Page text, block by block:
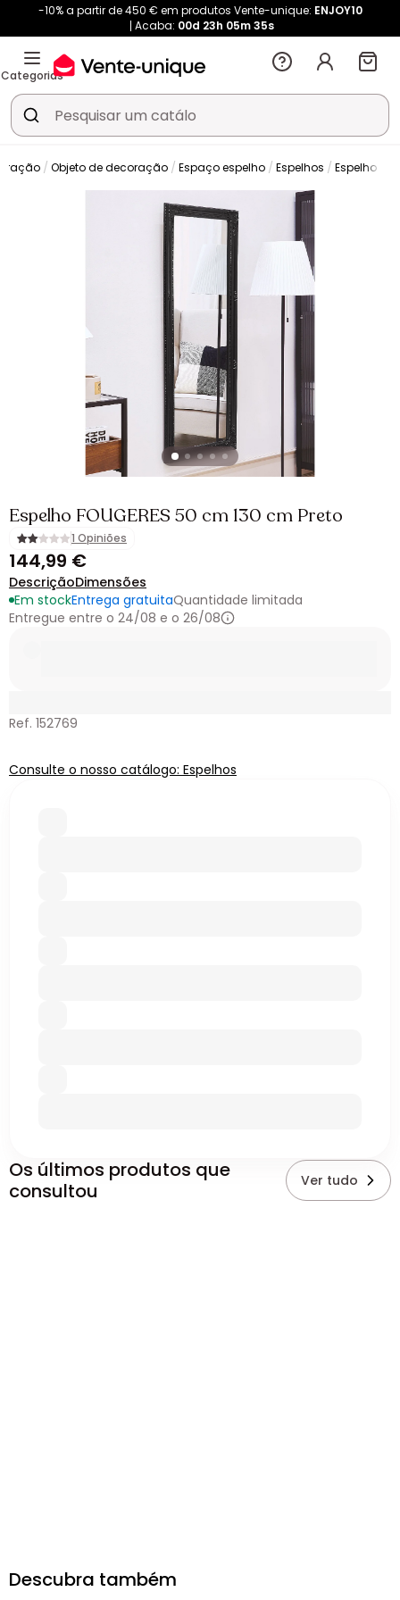
-10% a partir de 450 € em produtos Vente-unique: ENJOY10
Acaba: 00d 23h 05m 34s
Categorias
Objeto de decoração Espaço espelho Espelhos Espelho de
Espelho FOUGERES 50 cm 130 cm Preto
1 Opiniões
144,99 €
DescriçãoDimensões
Em stockEntrega gratuitaQuantidade limitada
Entregue entre o 24/08 e o 26/08
Ref. 152769
Consulte o nosso catálogo: Espelhos
Os últimos produtos que
consultou
Ver tudo
Descubra também